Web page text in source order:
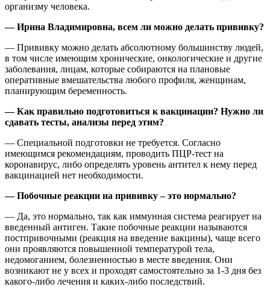
организму человека.
— Ирина Владимировна, всем ли можно делать прививку?
— Прививку можно делать абсолютному большинству людей,
в том числе имеющим хронические, онкологические и другие
заболевания, лицам, которые собираются на плановые
оперативные вмешательства любого профиля, женщинам,
планирующим беременность.
— Как правильно подготовиться к вакцинации? Нужно ли
сдавать тесты, анализы перед этим?
— Специальной подготовки не требуется. Согласно
имеющимся рекомендациям, проводить ПЦР-тест на
коронавирус, либо определять уровень антител к нему перед
вакцинацией нет необходимости.
— Побочные реакции на прививку – это нормально?
— Да, это нормально, так как иммунная система реагирует на
введенный антиген. Такие побочные реакции называются
постпривочными (реакция на введение вакцины), чаще всего
они проявляются повышенной температурой тела,
недомоганием, болезненностью в месте введения. Они
возникают не у всех и проходят самостоятельно за 1-3 дня без
какого-либо лечения и каких-либо последствий.